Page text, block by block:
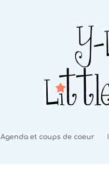
Agenda et coups de coeur